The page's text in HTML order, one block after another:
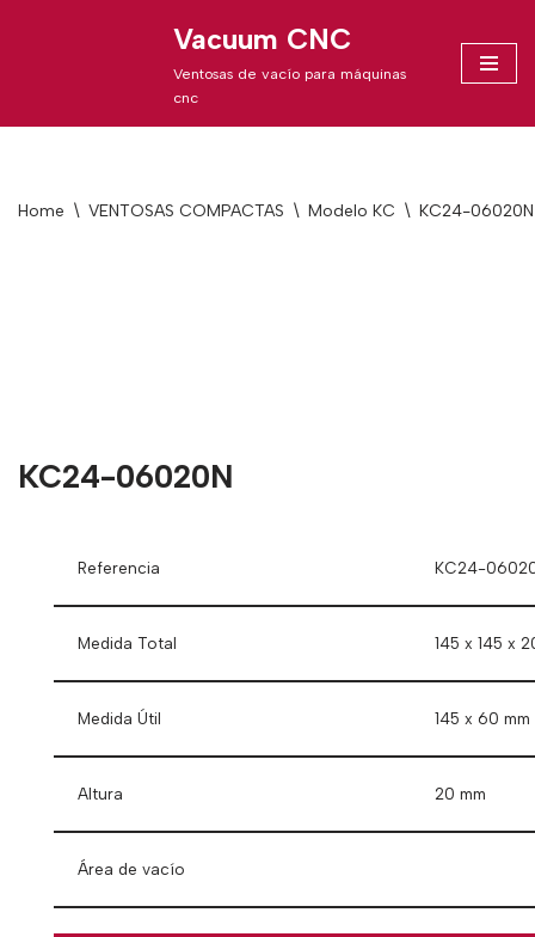
content
Vacuum CNC
Ventosas de vacío para máquinas
cnc
Home \ VENTOSAS COMPACTAS \ Modelo KC \ KC24-06020N
KC24-06020N
Referencia KC24-
Medida Total 145 x 145 x
Medida Útil 145 x 60 mm
Altura 20 mm
Área de vacío